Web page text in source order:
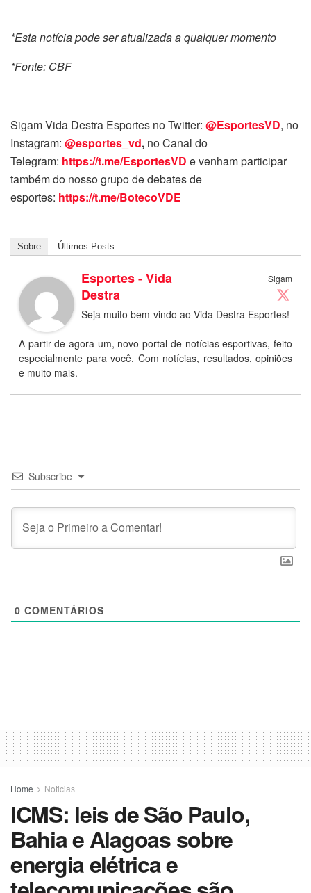
*Esta notícia pode ser atualizada a qualquer momento
*Fonte: CBF
Sigam Vida Destra Esportes no Twitter: @EsportesVD, no
Instagram: @esportes_vd, no Canal do
Telegram: https://t.me/EsportesVD e venham participar
também do nosso grupo de debates de
esportes: https://t.me/BotecoVDE
Sobre Últimos Posts
Sigam
Esportes - Vida
Destra
Seja muito bem-vindo ao Vida Destra Esportes!
A partir de agora um, novo portal de notícias esportivas, feito
especialmente para você. Com notícias, resultados, opiniões
e muito mais.
Subscribe
0 COMENTÁRIOS
Home Noticias
ICMS: leis de São Paulo,
Bahia e Alagoas sobre
energia elétrica e